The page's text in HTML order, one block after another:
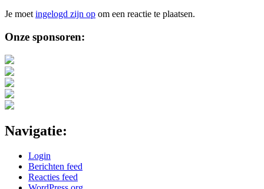
Je moetingelogd zijn op om een reactie te plaatsen.
Sidebar
Onze sponsoren:
Navigatie:
Login
Berichten feed
Reacties feed